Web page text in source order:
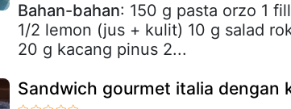
Bahan-bahan: 150 g pasta orzo 1
1/2 lemon (jus + kulit) 10 g salad
20 g kacang pinus 2...
Sandwich gourmet italia dengan